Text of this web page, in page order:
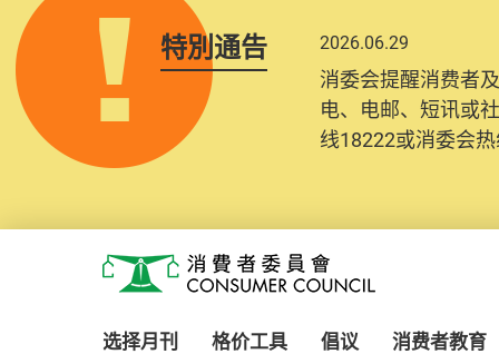
特別通告 2026.06.29
消委会提醒消费者
电、电邮、短讯或
线18222或消委会
消费者委员会
选择月刊 格价工具 倡议 消费者教育